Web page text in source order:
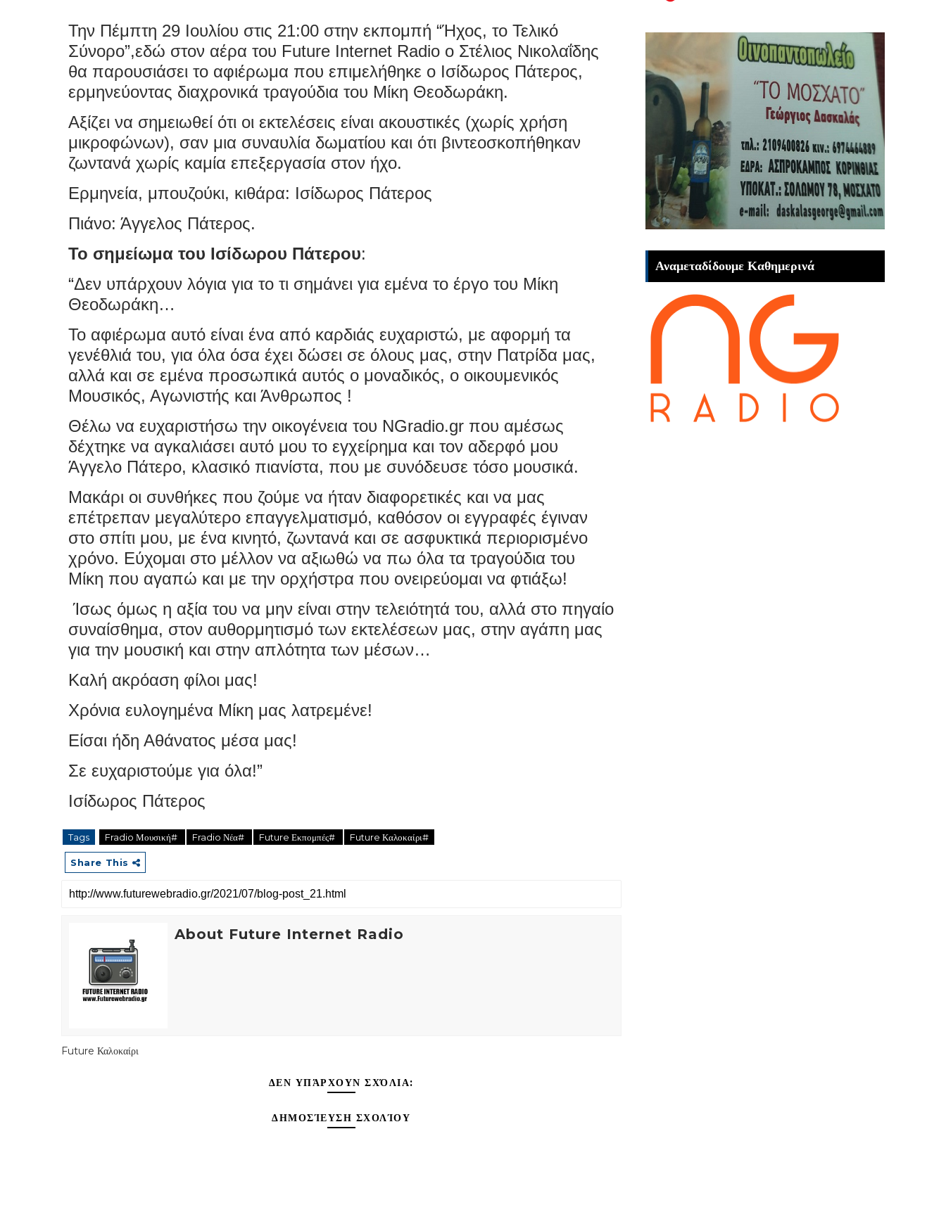
Την Πέμπτη 29 Ιουλίου στις 21:00 στην εκπομπή “Ήχος, το Τελικό
Σύνορο”,εδώ στον αέρα του Future Internet Radio o Στέλιος Νικολαΐδης
θα παρουσιάσει το αφιέρωμα που επιμελήθηκε ο Ισίδωρος Πάτερος,
ερμηνεύοντας διαχρονικά τραγούδια του Μίκη Θεοδωράκη.
Αξίζει να σημειωθεί ότι οι εκτελέσεις είναι ακουστικές (χωρίς χρήση
μικροφώνων), σαν μια συναυλία δωματίου και ότι βιντεοσκοπήθηκαν
ζωντανά χωρίς καμία επεξεργασία στον ήχο.
Ερμηνεία, μπουζούκι, κιθάρα: Ισίδωρος Πάτερος
Πιάνο: Άγγελος Πάτερος.
Το σημείωμα του Ισίδωρου Πάτερου:
“Δεν υπάρχουν λόγια για το τι σημάνει για εμένα το έργο του Μίκη
Θεοδωράκη…
Το αφιέρωμα αυτό είναι ένα από καρδιάς ευχαριστώ, με αφορμή τα
γενέθλιά του, για όλα όσα έχει δώσει σε όλους μας, στην Πατρίδα μας,
αλλά και σε εμένα προσωπικά αυτός ο μοναδικός, ο οικουμενικός
Μουσικός, Αγωνιστής και Άνθρωπος !
Θέλω να ευχαριστήσω την οικογένεια του NGradio.gr που αμέσως
δέχτηκε να αγκαλιάσει αυτό μου το εγχείρημα και τον αδερφό μου
Άγγελο Πάτερο, κλασικό πιανίστα, που με συνόδευσε τόσο μουσικά.
Μακάρι οι συνθήκες που ζούμε να ήταν διαφορετικές και να μας
επέτρεπαν μεγαλύτερο επαγγελματισμό, καθόσον οι εγγραφές έγιναν
στο σπίτι μου, με ένα κινητό, ζωντανά και σε ασφυκτικά περιορισμένο
χρόνο. Εύχομαι στο μέλλον να αξιωθώ να πω όλα τα τραγούδια του
Μίκη που αγαπώ και με την ορχήστρα που ονειρεύομαι να φτιάξω!
Ίσως όμως η αξία του να μην είναι στην τελειότητά του, αλλά στο πηγαίο
συναίσθημα, στον αυθορμητισμό των εκτελέσεων μας, στην αγάπη μας
για την μουσική και στην απλότητα των μέσων…
Καλή ακρόαση φίλοι μας!
Χρόνια ευλογημένα Μίκη μας λατρεμένε!
Είσαι ήδη Αθάνατος μέσα μας!
Σε ευχαριστούμε για όλα!”
Ισίδωρος Πάτερος
Tags Fradio Μουσική# Fradio Νέα# Future Εκπομπές# Future Καλοκαίρι#
Share This
About Future Internet Radio
Future Καλοκαίρι
ΔΕΝ ΥΠΆΡΧΟΥΝ ΣΧΌΛΙΑ:
ΔΗΜΟΣΊΕΥΣΗ ΣΧΟΛΊΟΥ
Αναμεταδίδουμε Καθημερινά